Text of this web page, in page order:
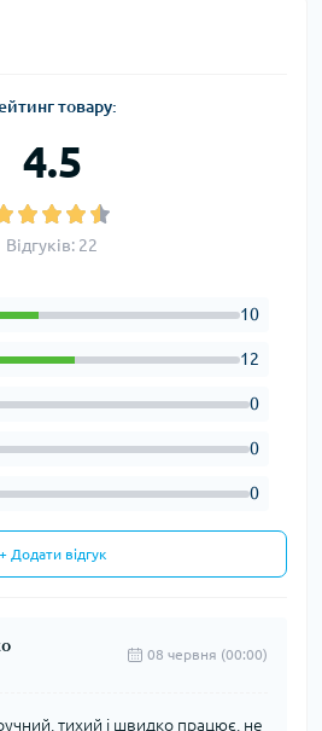
товару:
4.5
Відгуків: 22
10
12
0
0
0
+ Додати відгук
08 червня (00:00)
тихий і швидко працює, не